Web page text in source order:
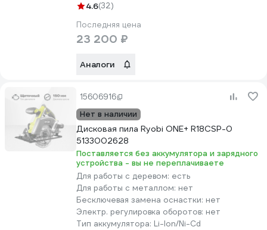
4.6(32)
Последняя цена
23 200 ₽
Аналоги
15606916
Нет в наличии
Дисковая пила Ryobi ONE+ R18CSP-0
5133002628
Поставляется без аккумулятора и зарядного
устройства - вы не переплачиваете
Для работы с деревом: есть
Для работы с металлом: нет
Бесключевая замена оснастки: нет
Электр. регулировка оборотов: нет
Тип аккумулятора: Li-lon/Ni-Cd